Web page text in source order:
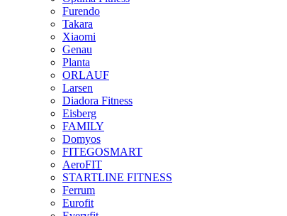
Furendo
Takara
Xiaomi
Genau
Planta
ORLAUF
Larsen
Diadora Fitness
Eisberg
FAMILY
Domyos
FITEGOSMART
AeroFIT
STARTLINE FITNESS
Ferrum
Eurofit